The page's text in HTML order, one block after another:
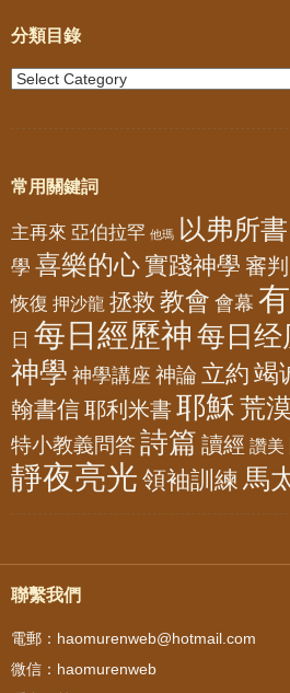
分類目錄
常用關鍵詞
主再來 亞伯拉罕 他瑪 以弗所書
學 喜樂的心實踐神學 審判
恢復 押沙龍 拯救 教會 會幕
日 每日經歷神 每日经
神學 神學講座 神論 立約 竭
翰書信耶利米書 耶穌荒
特小教義問答詩篇 讀經 讚美
靜夜亮光 領袖訓練 馬
聯繫我們
電郵：haomurenweb@hotmail.com
微信：haomurenweb